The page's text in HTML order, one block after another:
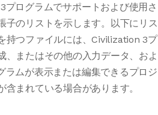
ログラムでサポートおよび使用さ
子のリストを示します。以下にリス
持つファイルには、Civilization 3プ
、またはその他の入力データ、およ
ラムが表示または編集できるプロジ
含まれている場合があります。